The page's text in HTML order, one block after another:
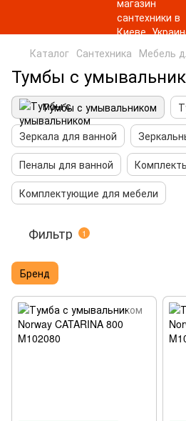
Каталог Сантехника Мебель
Тумбы с
Тумбы с умывальником
Зеркала для ванной
Пеналы для ванной
Комплектующие для мебели
Фильтр 1
Бренд